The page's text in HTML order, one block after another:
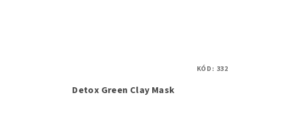
Detox Green Clay Mask
KÓD: 332